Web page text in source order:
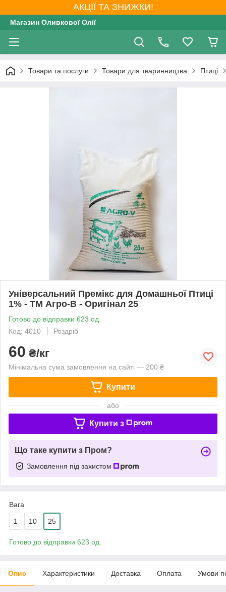
АКЦІЇ ТА ЗНИЖКИ!
Магазин Оливкової Олії
Товари та послуги Товари для тваринництва Птиці
Універсальний Премікс для Домашньої Птиці
1% - ТМ Агро-В - Оригінал 25
Готово до відправки 623 од.
Код: 4010
Роздріб
60 ₴/кг
Мінімальна сума замовлення на сайті — 200 ₴
Купити
або
Купити з
Що таке купити з Пром?
Замовлення під захистом
Вага
1 10 25
Готово до відправки 623 од.
Опис Характеристики Доставка Оплата Умови